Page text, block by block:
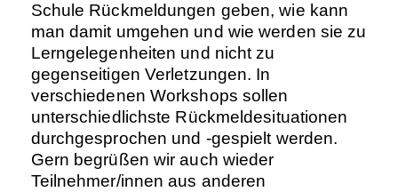
Schule Rückmeldungen geben, wie kann
man damit umgehen und wie werden sie zu
Lerngelegenheiten und nicht zu
gegenseitigen Verletzungen. In
verschiedenen Workshops sollen
unterschiedlichste Rückmeldesituationen
durchgesprochen und -gespielt werden.
Gern begrüßen wir auch wieder
Teilnehmer/innen aus anderen